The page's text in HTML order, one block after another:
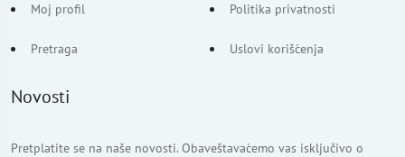
Moj profil
Pretraga
Politika privatnosti
Uslovi korišćenja
Novosti
Pretplatite se na naše novosti. Obaveštavaćemo vas isključivo o